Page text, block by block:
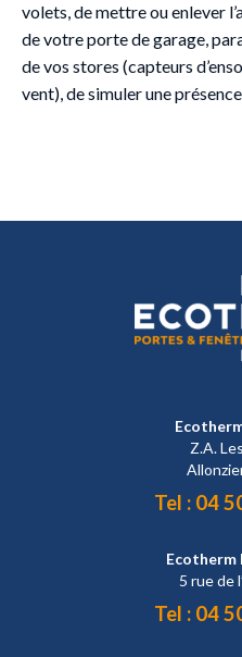
volets, de mettre ou enlever
de votre porte de garage,
de vos stores (capteurs
vent), de simuler une
Z.A.
Tel : 04
Ecotherm
5 rue de
Tel : 04